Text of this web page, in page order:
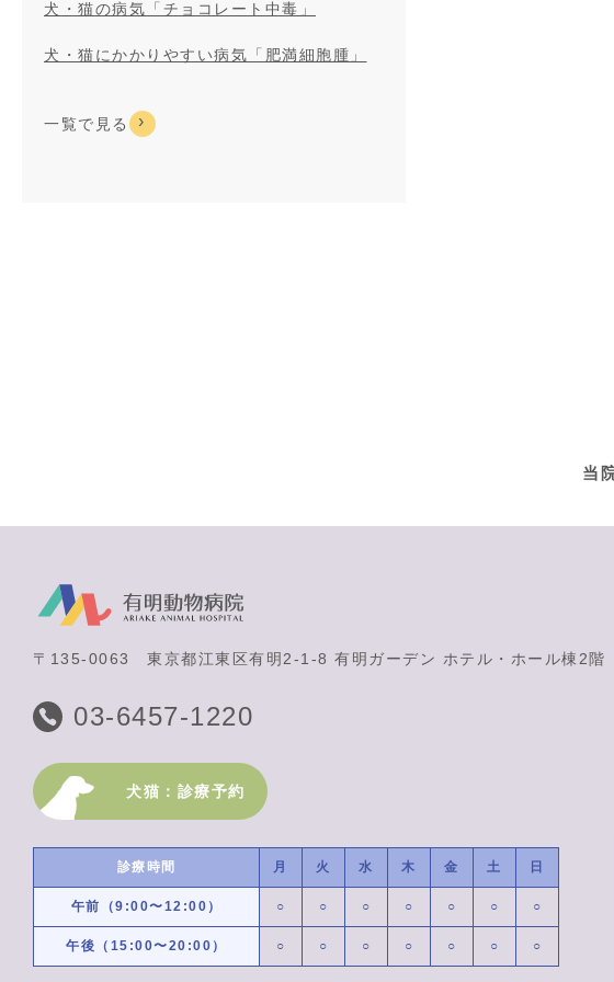
犬・猫の病気「チョコレート中毒」
犬・猫にかかりやすい病気「肥満細胞腫」
一覧で見る
当
〒135-0063 東京都江東区有明2-1-8 有明ガーデン ホテル・ホール棟2階
03-6457-1220
犬猫：診療予約
診療時間 月 火 水 木 金 土 日
午前（9:00〜12:00） ○ ○ ○ ○ ○ ○ ○
午後（15:00〜20:00） ○ ○ ○ ○ ○ ○ ○